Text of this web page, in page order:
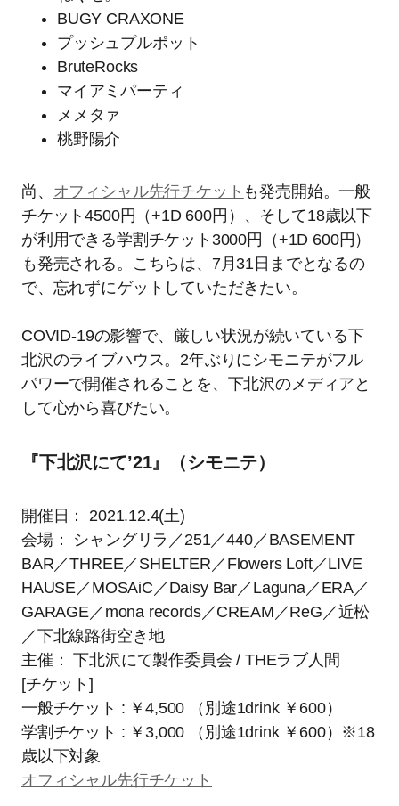
BUGY CRAXONE
プッシュプルポット
BruteRocks
マイアミパーティ
メメタァ
桃野陽介
尚、 オフィシャル先行チケット も発売開始。一般
チケット4500円（+1D 600円）、そして18歳以下
が利用できる学割チケット3000円（+1D 600円）
も発売される。こちらは、7月31日までとなるの
で、忘れずにゲットしていただきたい。
COVID-19の影響で、厳しい状況が続いている下
北沢のライブハウス。2年ぶりにシモニテがフル
パワーで開催されることを、下北沢のメディアと
して心から喜びたい。
『下北沢にて’21』（シモニテ）
開催日： 2021.12.4(土)
会場： シャングリラ／251／440／BASEMENT
BAR／THREE／SHELTER／Flowers Loft／LIVE
HAUSE／MOSAiC／Daisy Bar／Laguna／ERA／
GARAGE／mona records／CREAM／ReG／近松
／下北線路街空き地
主催： 下北沢にて製作委員会 / THEラブ人間
[チケット]
一般チケット : ￥4,500 （別途1drink ￥600）
学割チケット : ￥3,000 （別途1drink ￥600）※18
歳以下対象
オフィシャル先行チケット